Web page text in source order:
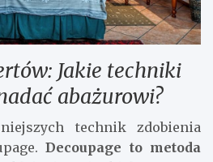
Jakie techniki
abażurowi?
technik zdobienia
Decoupage to metoda